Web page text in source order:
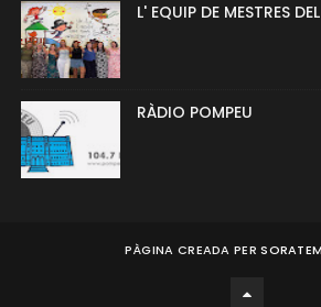
L' EQUIP DE MESTRES
RÀDIO POMPEU
PÀGINA CREADA PER